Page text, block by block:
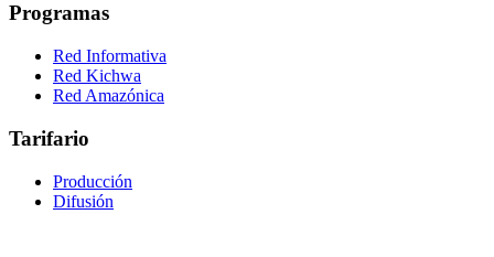
Programas
Red Informativa
Red Kichwa
Red Amazónica
Tarifario
Producción
Difusión